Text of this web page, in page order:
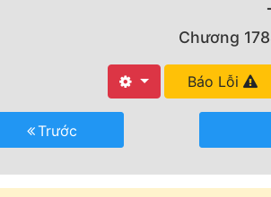
Chương
Báo Lỗi
Trước